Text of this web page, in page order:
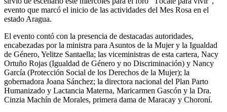
evento que marcó el inicio de las actividades del Mes Rosa en el
estado Aragua.
El evento contó con la presencia de destacadas autoridades,
encabezadas por la ministra para Asuntos de la Mujer y la Igualdad
de Género, Yelitze Santaella; las viceministras de esta cartera, Nacy
Ortuño Rojas (Igualdad de Género y no Discriminación) y Nancy
García (Protección Social de los Derechos de la Mujer); la
gobernadora Joana Sánchez; la directora nacional del Plan Parto
Humanizado y Lactancia Materna, Maricarmen Gascón y la Dra.
Cinzia Machín de Morales, primera dama de Maracay y Choroní.